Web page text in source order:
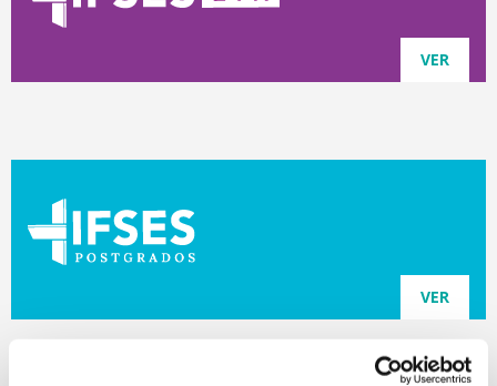
VER
VER